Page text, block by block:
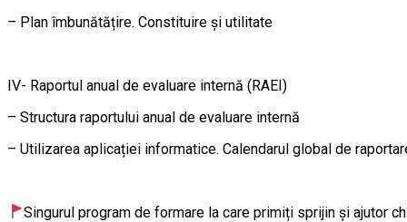
– Plan îmbunătățire. Constituire și utilitate
IV- Raportul anual de evaluare internă (RAEI)
– Structura raportului anual de evaluare internă
– Utilizarea aplicației informatice. Calendarul global de
Singurul program de formare la care primiți sprijin şi ajutor